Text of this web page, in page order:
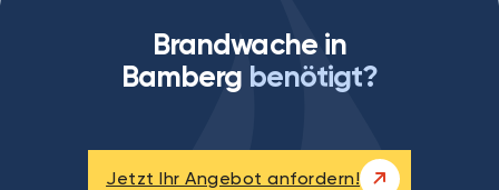
Brandwache in
Bamberg benötigt?
Jetzt Ihr Angebot anfordern!